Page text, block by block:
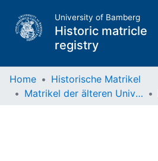
University of Bamberg
Historic matricle
registry
Home
Historische Matrikel
Matrikel der älteren Universität